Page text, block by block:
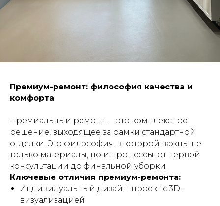
Премиум-ремонт: философия качества и
комфорта
Премиальный ремонт — это комплексное
решение, выходящее за рамки стандартной
отделки. Это философия, в которой важны не
только материалы, но и процессы: от первой
консультации до финальной уборки.
Ключевые отличия премиум-ремонта:
Индивидуальный дизайн-проект с 3D-
визуализацией